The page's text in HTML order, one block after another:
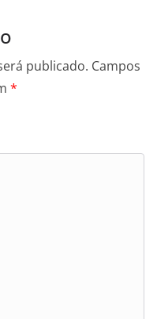
publicado. Campos
*